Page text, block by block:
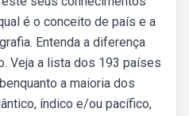
é o conceito de país e a
Entenda a diferença
Veja a lista dos 193 países
a maioria dos
índico e/ou pacífico,